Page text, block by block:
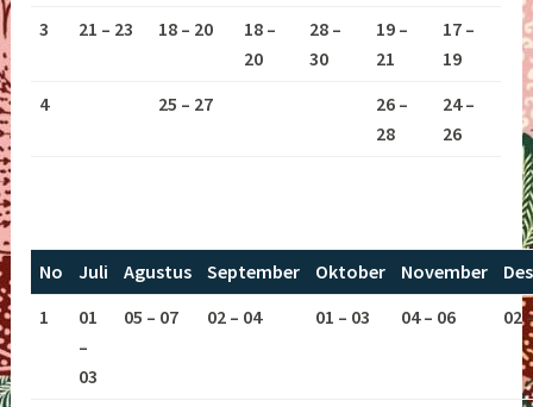
3 21 – 23 18 – 20
18 –
20
28 –
30
19 –
21
17 –
19
4
25 – 27
26 –
28
24 –
26
No Juli Agustus September Oktober November
1
01
–
03
05 – 07 02 – 04 01 – 03 04 – 06 02